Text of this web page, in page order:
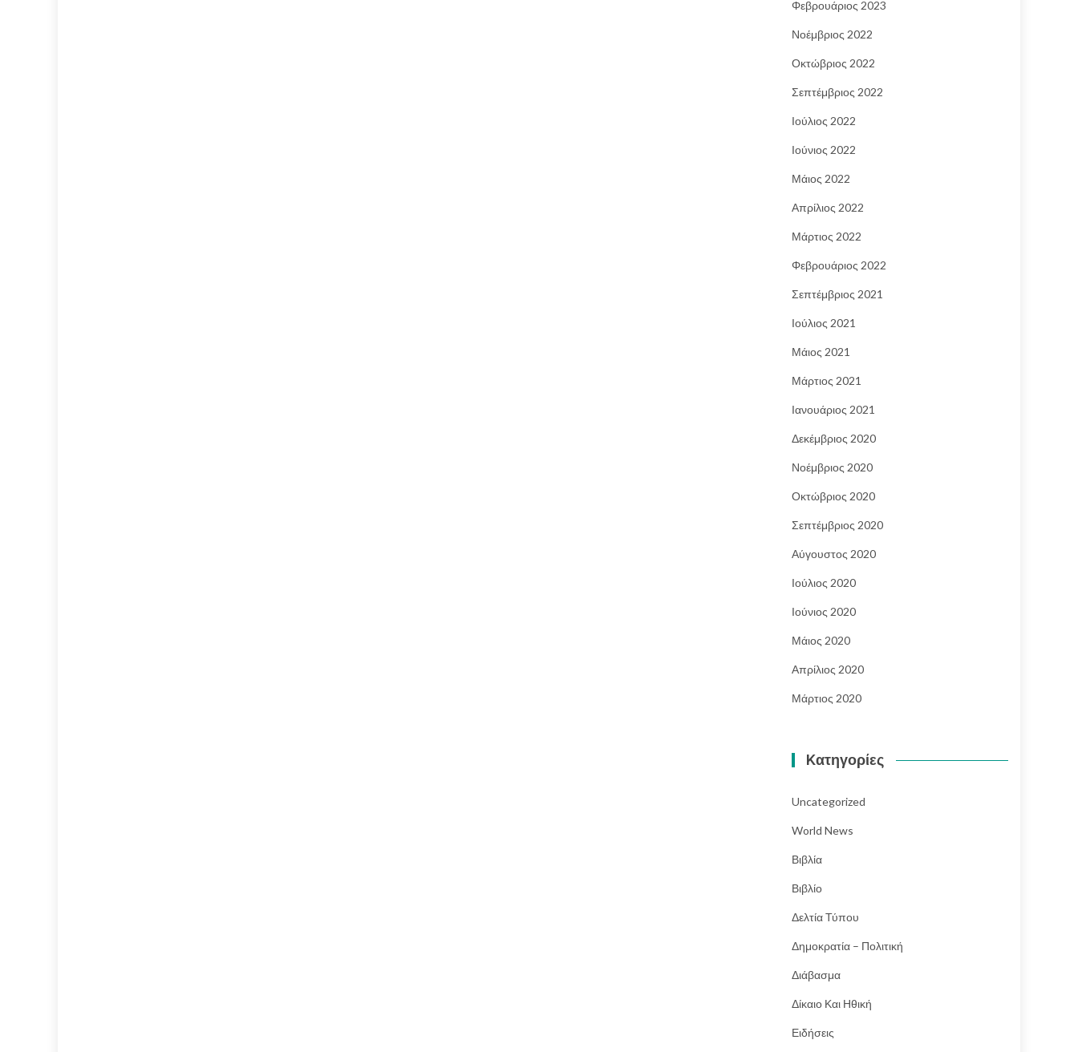
Φεβρουάριος 2023
Νοέμβριος 2022
Οκτώβριος 2022
Σεπτέμβριος 2022
Ιούλιος 2022
Ιούνιος 2022
Μάιος 2022
Απρίλιος 2022
Μάρτιος 2022
Φεβρουάριος 2022
Σεπτέμβριος 2021
Ιούλιος 2021
Μάιος 2021
Μάρτιος 2021
Ιανουάριος 2021
Δεκέμβριος 2020
Νοέμβριος 2020
Οκτώβριος 2020
Σεπτέμβριος 2020
Αύγουστος 2020
Ιούλιος 2020
Ιούνιος 2020
Μάιος 2020
Απρίλιος 2020
Μάρτιος 2020
Kατηγορίες
Uncategorized
World News
Βιβλία
Βιβλίο
Δελτία Τύπου
Δημοκρατία – Πολιτική
Διάβασμα
Δίκαιο Και Ηθική
Ειδήσεις